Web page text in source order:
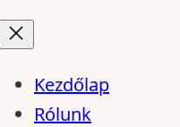
Kezdőlap
Rólunk